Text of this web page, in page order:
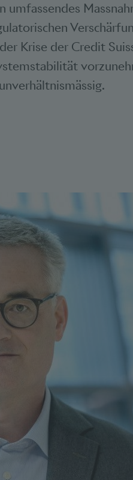
umfassendes
Krise der Credit